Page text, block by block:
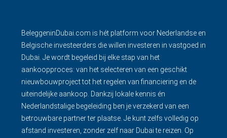
BeleggeninDubai.com is hét platform voor Nederlandse en
Belgische investeerders die willen investeren in vastgoed in
Dubai. Je wordt begeleid bij elke stap van het
aankoopproces: van het selecteren van een geschikt
nieuwbouwproject tot het regelen van financiering en de
uiteindelijke aankoop. Dankzij lokale kennis én
Nederlandstalige begeleiding ben je verzekerd van een
betrouwbare partner ter plaatse. Je kunt zelfs volledig op
afstand investeren, zonder zelf naar Dubai te reizen. Op